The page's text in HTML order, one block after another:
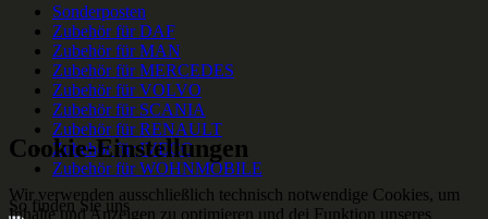
Sonderposten
Zubehör für DAF
Zubehör für MAN
Zubehör für MERCEDES
Zubehör für VOLVO
Zubehör für SCANIA
Zubehör für RENAULT
Zubehör für IVECO
Zubehör für WOHNMOBILE
So finden Sie uns
Cookie-Einstellungen
Wir verwenden ausschließlich technisch notwendige Cookies, um
Inhalte und Anzeigen zu optimieren und dei Funktion unseres